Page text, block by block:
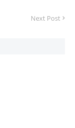
Next Post